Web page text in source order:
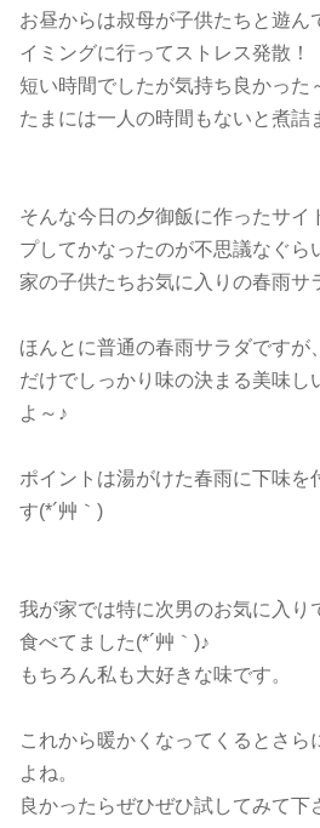
お昼からは叔母が子供たちと遊ん
イミングに行ってストレス発散！
短い時間でしたが気持ち良かった
たまには一人の時間もないと煮詰
そんな今日の夕御飯に作ったサイ
プしてかなったのが不思議なぐら
家の子供たちお気に入りの春雨サ
ほんとに普通の春雨サラダですが
だけでしっかり味の決まる美味し
よ～♪
ポイントは湯がけた春雨に下味を
す(*´艸｀)
我が家では特に次男のお気に入り
食べてました(*´艸｀)♪
もちろん私も大好きな味です。
これから暖かくなってくるとさら
よね。
良かったらぜひぜひ試してみて下